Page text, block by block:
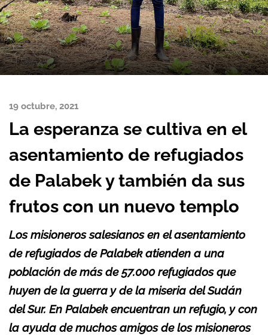
19 octubre, 2021
La esperanza se cultiva en el
asentamiento de refugiados
de Palabek y también da sus
frutos con un nuevo templo
Los misioneros salesianos en el asentamiento
de refugiados de Palabek atienden a una
población de más de 57.000 refugiados que
huyen de la guerra y de la miseria del Sudán
del Sur. En Palabek encuentran un refugio, y con
la ayuda de muchos amigos de los misioneros